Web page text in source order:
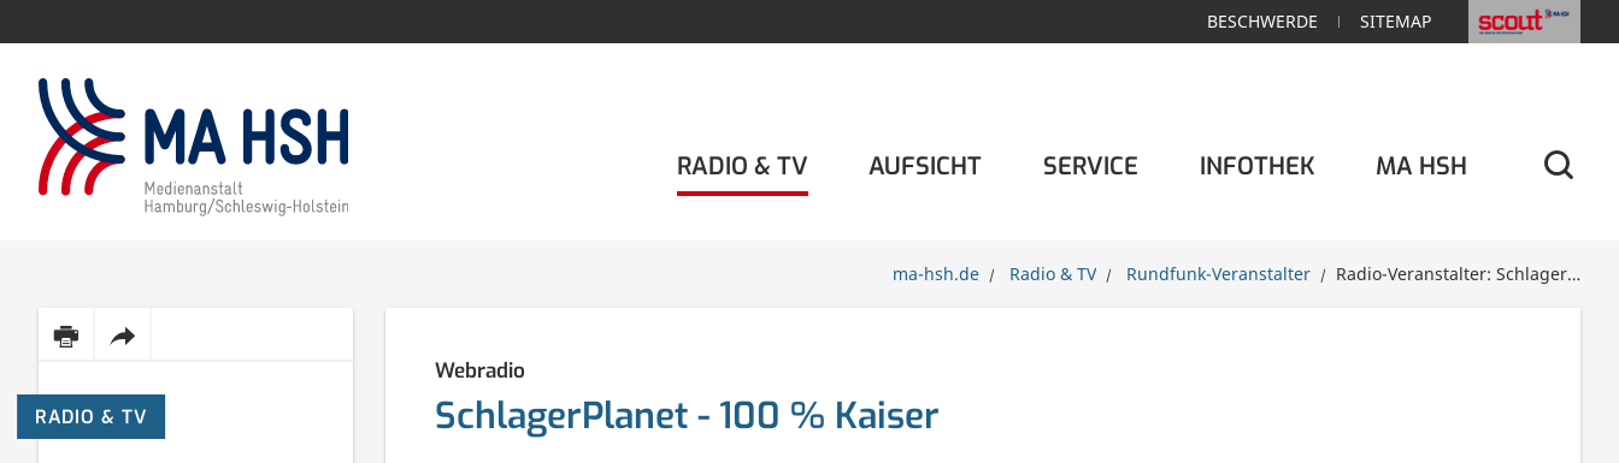
BESCHWERDE SITEMAP
RADIO & TV AUFSICHT SERVICE INFOTHEK MA HSH
ma-hsh.de Radio & TV Rundfunk-Veranstalter Radio-Veranstalter: SchlagerPlanet - 100 % Kaiser
Webradio
SchlagerPlanet - 100 % Kaiser
Inhalt
dieser
Seite
Diese
Seite
per
RADIO & TV